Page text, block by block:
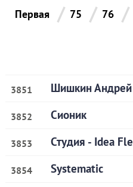
Первая / 75 / 76 /
3851 Шишкин Андрей
3852 Сионик
3853 Студия - Idea
3854 Systematic